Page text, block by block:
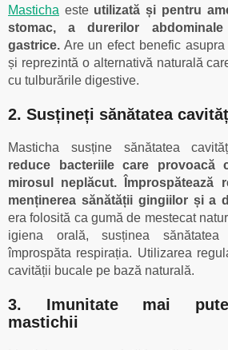
Masticha este utilizată și pentru
stomac, a durerilor
gastrice. Are un efect benefic
și reprezintă o alternativă naturală
cu tulburările digestive.
2. Susțineți sănătatea
Masticha susține sănătatea
reduce bacteriile care provoacă
mirosul neplăcut.
Împrospătează
menținerea sănătății gingiilor și a
era folosită ca gumă de mestecat
igiena orală, susținea
împrospăta respirația. Utilizarea
cavității bucale pe bază naturală.
3. Imunitate mai
mastichii